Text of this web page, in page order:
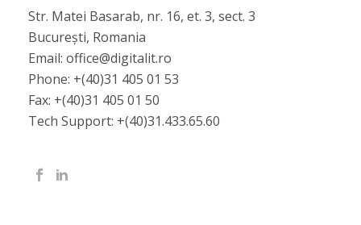
Str. Matei Basarab, nr. 16, et. 3, sect. 3
București, Romania
Email: office@digitalit.ro
Phone: +(40)31 405 01 53
Fax: +(40)31 405 01 50
Tech Support: +(40)31.433.65.60